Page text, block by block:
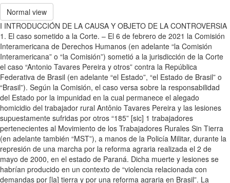
Normal view
I INTRODUCCIÓN DE LA CAUSA Y OBJETO DE LA CONTROVERSIA
1. El caso sometido a la Corte. – El 6 de febrero de 2021 la Comisión
Interamericana de Derechos Humanos (en adelante “la Comisión
Interamericana” o “la Comisión”) sometió a la jurisdicción de la Corte
el caso “Antonio Tavares Pereira y otros” contra la República
Federativa de Brasil (en adelante “el Estado”, “el Estado de Brasil” o
“Brasil”). Según la Comisión, el caso versa sobre la responsabilidad
del Estado por la impunidad en la cual permanece el alegado
homicidio del trabajador rural Antônio Tavares Pereira y las lesiones
supuestamente sufridas por otros “185” [sic] 1 trabajadores
pertenecientes al Movimiento de los Trabajadores Rurales Sin Tierra
(en adelante también “MST”), a manos de la Policía Militar, durante la
represión de una marcha por la reforma agraria realizada el 2 de
mayo de 2000, en el estado de Paraná. Dicha muerte y lesiones se
habrían producido en un contexto de “violencia relacionada con
demandas por [la] tierra y por una reforma agraria en Brasil”. La